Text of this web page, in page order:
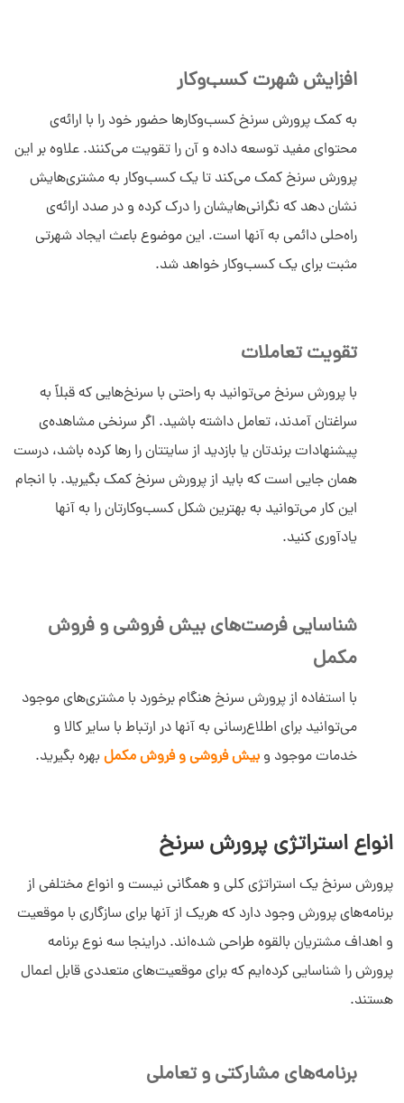
افزایش شهرت کسب‌وکار
به کمک پرورش سرنخ کسب‌وکارها حضور خود را با ارائه‌ی
محتوای مفید توسعه داده و آن را تقویت می‌کنند. علاوه بر این
پرورش سرنخ کمک می‌کند تا یک کسب‌وکار به مشتری‌هایش
نشان دهد که نگرانی‌هایشان را درک کرده و در صدد ارائه‌ی
راه‌حلی دائمی به آنها است. این موضوع باعث ایجاد شهرتی
مثبت برای یک کسب‌وکار خواهد شد.
تقویت تعاملات
با پرورش سرنخ می‌توانید به راحتی با سرنخ‌هایی که قبلاً به
سراغتان آمدند، تعامل داشته باشید. اگر سرنخی مشاهده‌ی
پیشنهادات برندتان یا بازدید از سایتتان را رها کرده باشد، درست
همان جایی است که باید از پرورش سرنخ کمک بگیرید. با انجام
این کار می‌توانید به بهترین شکل کسب‌وکارتان را به آنها
یادآوری کنید.
شناسایی فرصت‌های بیش فروشی و فروش
مکمل
با استفاده از پرورش سرنخ هنگام برخورد با مشتری‌های موجود
می‌توانید برای اطلاع‌رسانی به آنها در ارتباط با سایر کالا و
خدمات موجود و بیش فروشی و فروش مکمل بهره بگیرید.
انواع استراتژی پرورش سرنخ
پرورش سرنخ یک استراتژی کلی و همگانی نیست و انواع مختلفی از
برنامه‌های پرورش وجود دارد که هریک از آنها برای سازگاری با موقعیت
و اهداف مشتریان بالقوه طراحی شده‌اند. دراینجا سه نوع برنامه
پرورش را شناسایی کرده‌ایم که برای موقعیت‌های متعددی قابل اعمال
هستند.
برنامه‌های مشارکتی و تعاملی